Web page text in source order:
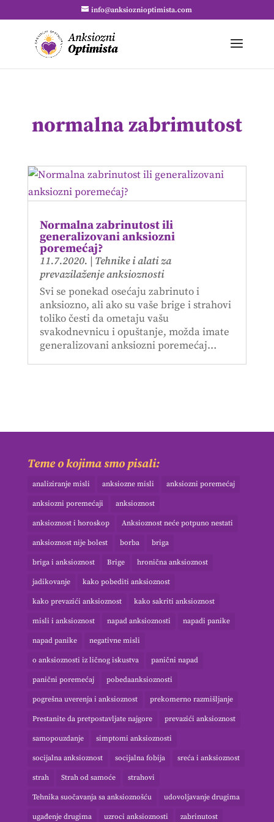
info@anksioznioptimista.com
normalna zabrimutost
Normalna zabrinutost ili
generalizovani anksiozni
poremećaj?
11.7.2020. | Tehnike i alati za
prevazilaženje anksioznosti
Svi se ponekad osećaju zabrinuto i
anksiozno, ali ako su vaše brige i strahovi
toliko česti da ometaju vašu
svakodnevnicu i opuštanje, možda imate
generalizovani anksiozni poremećaj…
Teme o kojima smo pisali:
analiziranje misli anksiozne misli anksiozni poremećaj
anksiozni poremećaji anksioznost
anksioznost i horoskop Anksioznost neće potpuno nestati
anksioznost nije bolest borba briga
briga i anksioznost Brige hronična anksioznost
jadikovanje kako pobediti anksioznost
kako prevazići anksioznost kako sakriti anksioznost
misli i anksioznost napad anksioznosti napadi panike
napad panike negativne misli
o anksioznosti iz ličnog iskustva panični napad
panični poremećaj pobedaanksioznosti
pogrešna uverenja i anksioznost prekomerno razmišljanje
Prestanite da pretpostavljate najgore prevazići anksioznost
samopouzdanje simptomi anksioznosti
socijalna anksioznost socijalna fobija sreća i anksioznost
strah Strah od samoće strahovi
Tehnika suočavanja sa anksioznošću udovoljavanje drugima
ugađenje drugima uzroci anksioznosti zabrinutost